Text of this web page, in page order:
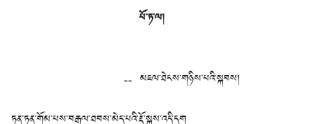
པོ་ཏ་ལ།
-- མཇལ་ཐེངས་གཉིས་པའི་སྐབས།
ཏན་ཏན་གོམ་པས་བརྒལ་ཐབས་མེད་པའི་རྡོ་སྐས་འདི་དག